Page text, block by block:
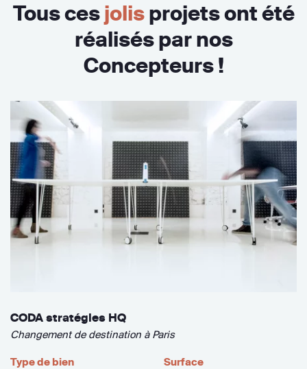
Tous cesjolisprojets ont été
réalisés par nos
Concepteurs !
CODA stratégies HQ
Changement de destination à Paris
Type de bien
Surface